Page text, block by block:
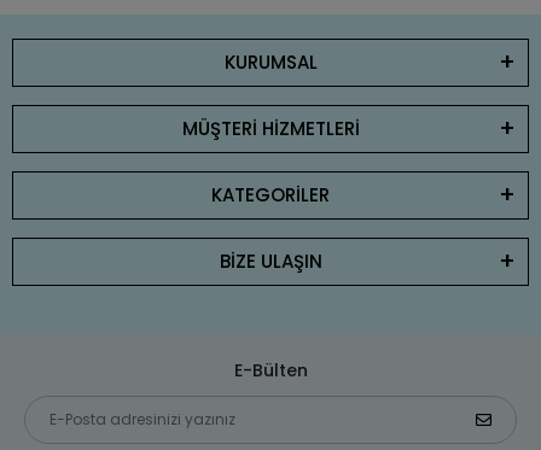
KURUMSAL
MÜŞTERİ HİZMETLERİ
KATEGORİLER
BİZE ULAŞIN
E-Bülten